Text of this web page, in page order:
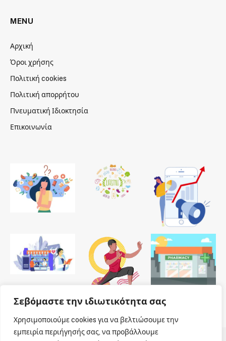
Σεβόμαστε την ιδιωτικότητα σας
Χρησιμοποιούμε cookies για να βελτιώσουμε την
εμπειρία περιήγησής σας, να προβάλλουμε
MENU
Αρχική
Όροι χρήσης
Πολιτική cookies
Πολιτική απορρήτου
Πνευματική Ιδιοκτησία
Επικοινωνία